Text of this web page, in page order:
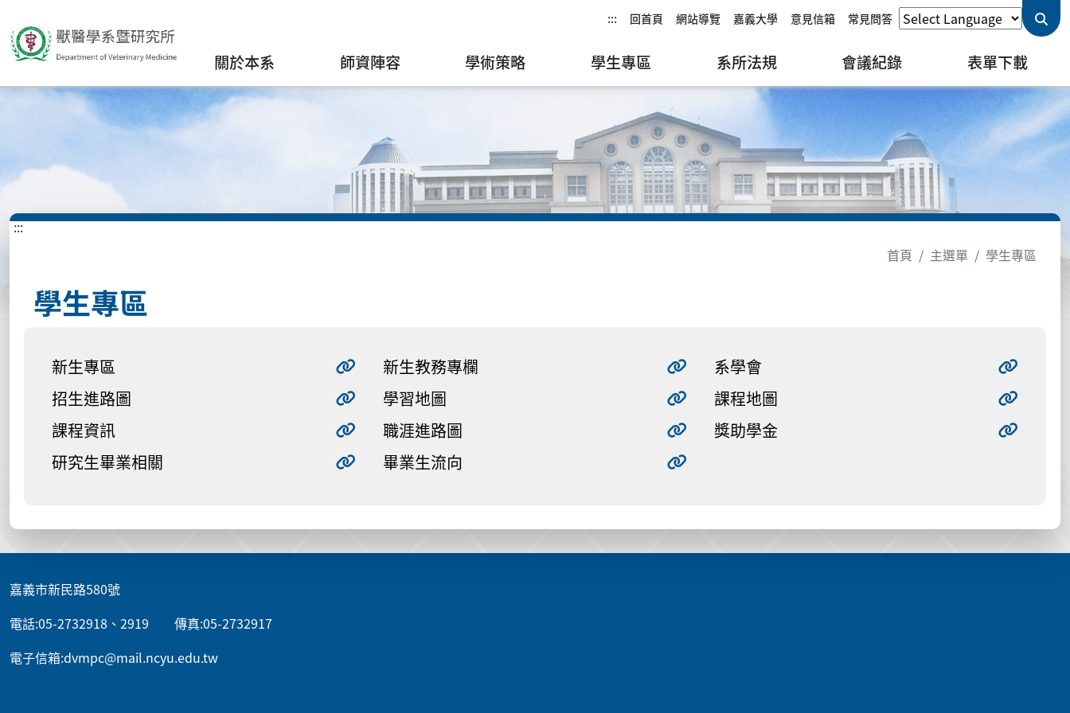
::: 回首頁 網站導覽 嘉義大學 意見信箱 常見問答
關於本系 師資陣容 學術策略 學生專區 系所法規 會議紀錄 表單下載
:::
首頁
主選單 學生專區
學生專區
新生專區
招生進路圖
課程資訊
研究生畢業相關
新生教務專欄
學習地圖
職涯進路圖
畢業生流向
系學會
課程地圖
獎助學金
嘉義市新民路580號
電話:05-2732918、2919 傳真:05-2732917
電子信箱:dvmpc@mail.ncyu.edu.tw